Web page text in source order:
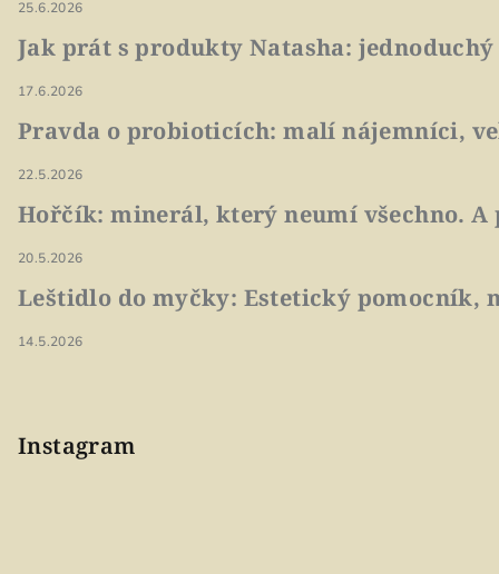
25.6.2026
Jak prát s produkty Natasha:
17.6.2026
Pravda o probioticích: malí nájemníci,
22.5.2026
Hořčík: minerál, který neumí všechno.
20.5.2026
Leštidlo do myčky: Estetický pomocník,
14.5.2026
Instagram